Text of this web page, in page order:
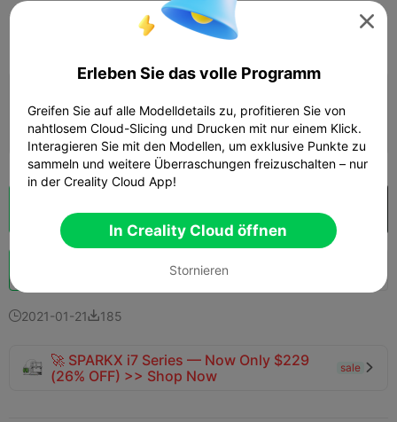
Mode 
Mehr Punkte verdienen
131
2021-01-21185
🚀 SPARKX i7 Series — Now Only $229
(26% OFF) >> Shop Now
sale 

Erleben Sie das volle Programm
Greifen Sie auf alle Modelldetails zu, profitieren Sie von
nahtlosem Cloud-Slicing und Drucken mit nur einem Klick.
Interagieren Sie mit den Modellen, um exklusive Punkte zu
sammeln und weitere Überraschungen freizuschalten – nur
in der Creality Cloud App!
In Creality Cloud öffnen
Stornieren